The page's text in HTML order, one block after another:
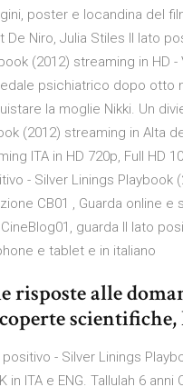
poster e locandina del
Niro, Julia Stiles Il lato
(2012) streaming in HD
psichiatrico dopo otto
la moglie Nikki. Un
(2012) streaming in Alta
ITA in HD 720p, Full HD
- Silver Linings Playbook
CB01 , Guarda online
guarda Il lato
e tablet e in italiano
risposte alle
- Silver Linings
ITA e ENG. Tallulah 6